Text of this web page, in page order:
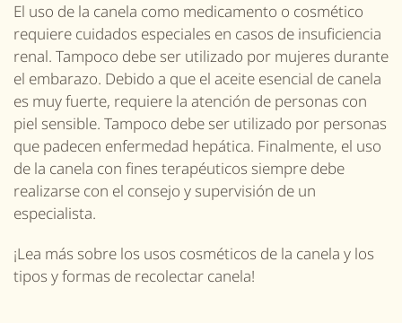
El uso de la canela como medicamento o cosmético
requiere cuidados especiales en casos de insuficiencia
renal. Tampoco debe ser utilizado por mujeres durante
el embarazo. Debido a que el aceite esencial de canela
es muy fuerte, requiere la atención de personas con
piel sensible. Tampoco debe ser utilizado por personas
que padecen enfermedad hepática. Finalmente, el uso
de la canela con fines terapéuticos siempre debe
realizarse con el consejo y supervisión de un
especialista.
¡Lea más sobre los usos cosméticos de la canela y los
tipos y formas de recolectar canela!